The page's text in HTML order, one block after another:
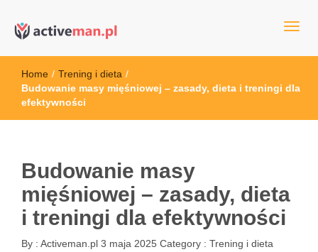
active man – sprzęt sportowy
sportowym
Home / Trening i dieta /
Budowanie masy mięśniowej – zasady, dieta i treningi dla
efektywności
Budowanie masy
mięśniowej – zasady, dieta
i treningi dla efektywności
By : Activeman.pl 3 maja 2025 Category : Trening i dieta